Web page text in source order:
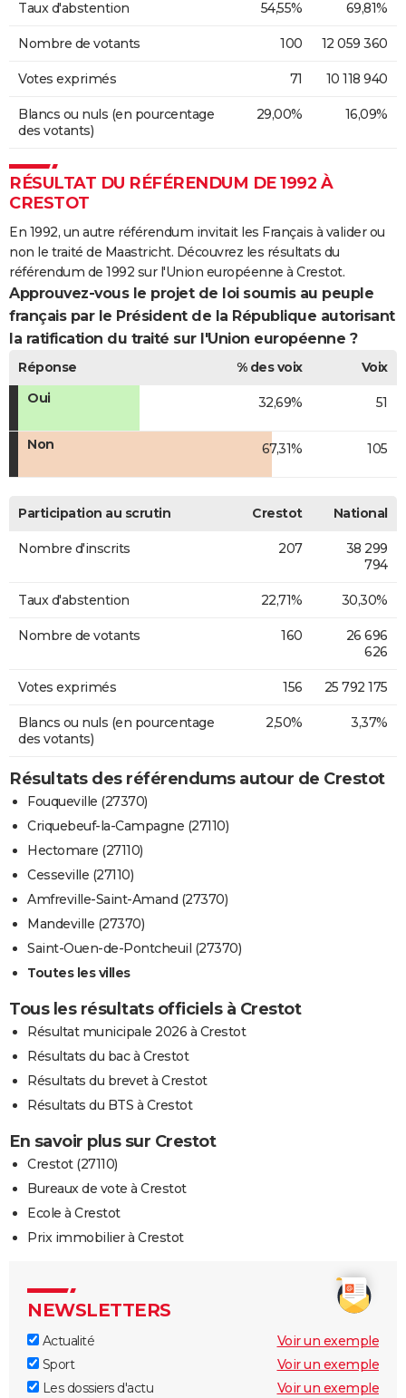
Taux d'abstention 54,55% 69,81%
Nombre de votants 100 12 059 360
Votes exprimés 71 10 118 940
Blancs ou nuls (en pourcentage
des votants)
29,00% 16,09%
RÉSULTAT DU RÉFÉRENDUM DE 1992 À
CRESTOT
En 1992, un autre référendum invitait les Français à valider ou
non le traité de Maastricht. Découvrez les résultats du
référendum de 1992 sur l'Union européenne à Crestot.
Approuvez-vous le projet de loi soumis au peuple
français par le Président de la République autorisant
la ratification du traité sur l'Union européenne ?
Réponse % des voix
Voix
Oui
32,69% 51
Non 67,31% 105
Participation au scrutin Crestot National
Nombre d'inscrits 207
38 299
794
Taux d'abstention 22,71% 30,30%
Nombre de votants 160
26 696
626
Votes exprimés 156 25 792 175
Blancs ou nuls (en pourcentage
des votants)
2,50% 3,37%
Résultats des référendums autour de Crestot
Fouqueville (27370)
Criquebeuf-la-Campagne (27110)
Hectomare (27110)
Cesseville (27110)
Amfreville-Saint-Amand (27370)
Mandeville (27370)
Saint-Ouen-de-Pontcheuil (27370)
Toutes les villes
Tous les résultats officiels à Crestot
Résultat municipale 2026 à Crestot
Résultats du bac à Crestot
Résultats du brevet à Crestot
Résultats du BTS à Crestot
En savoir plus sur Crestot
Crestot (27110)
Bureaux de vote à Crestot
Ecole à Crestot
Prix immobilier à Crestot
NEWSLETTERS
Actualité
Voir un exemple
Sport
Voir un exemple
Les dossiers d'actu
Voir un exemple